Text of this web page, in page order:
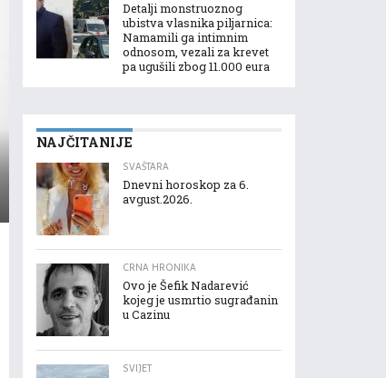
Detalji monstruoznog
ubistva vlasnika piljarnica:
Namamili ga intimnim
odnosom, vezali za krevet
pa ugušili zbog 11.000 eura
NAJČITANIJE
SVAŠTARA
Dnevni horoskop za 6.
avgust.2026.
CRNA HRONIKA
Ovo je Šefik Nadarević
kojeg je usmrtio sugrađanin
u Cazinu
SVIJET